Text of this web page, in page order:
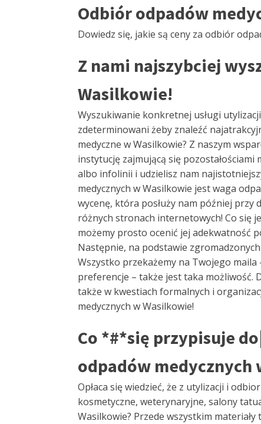
Odbiór odpadów
Dowiedz się, jakie są ceny za odbiór
Z nami najszybciej
Wasilkowie!
Wyszukiwanie konkretnej usługi
zdeterminowani żeby znaleźć
medyczne w Wasilkowie? Z naszym
instytucję zajmującą się pozostałościami
albo infolinii i udzielisz nam
medycznych w Wasilkowie jest waga
wycenę, która posłuży nam później przy
różnych stronach internetowych! Co się
możemy prosto ocenić jej adekwatność
Następnie, na podstawie
Wszystko przekażemy na Twojego maila
preferencje – także jest taka możliwość.
także w kwestiach formalnych i
medycznych w Wasilkowie!
Co *#*się przypisuje
odpadów medycznych
Opłaca się wiedzieć, że z utylizacji i
kosmetyczne, weterynaryjne, salony
Wasilkowie? Przede wszystkim